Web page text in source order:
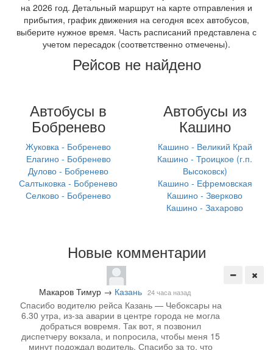
на 2026 год. Детальный маршрут на карте отправления и
прибытия, график движения на сегодня всех автобусов,
выберите нужное время. Часть расписаний представлена с
учетом пересадок (соответственно отмечены).
Рейсов не найдено
Автобусы в
Бобренево
Жуковка - Бобренево
Елагино - Бобренево
Дулово - Бобренево
Салтыковка - Бобренево
Селково - Бобренево
Автобусы из
Кашино
Кашино - Великий Край
Кашино - Троицкое (г.п.
Высоковск)
Кашино - Ефремовская
Кашино - Зверково
Кашино - Захарово
Новые комментарии
Макаров Тимур → Казань 24 часа назад
Спасибо водителю рейса Казань — Чебоксары на
6.30 утра, из-за аварии в центре города не могла
добраться вовремя. Так вот, я позвонил
диспетчеру вокзала, и попросила, чтобы меня 15
минут подождал водитель. Спасибо за то, что